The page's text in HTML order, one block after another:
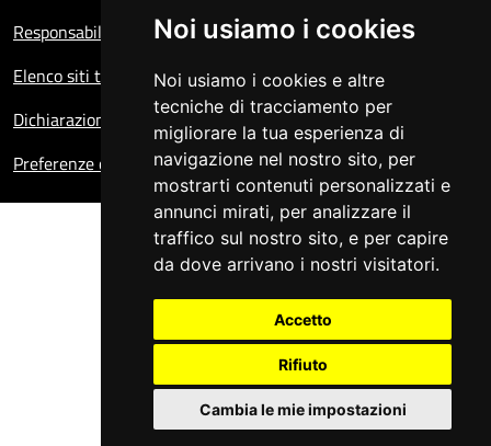
Noi usiamo i cookies
Noi usiamo i cookies e altre
tecniche di tracciamento per
migliorare la tua esperienza di
navigazione nel nostro sito, per
mostrarti contenuti personalizzati e
annunci mirati, per analizzare il
traffico sul nostro sito, e per capire
da dove arrivano i nostri visitatori.
Accetto
Rifiuto
Cambia le mie impostazioni
Responsabile del sito
Elenco siti tematici
Dichiarazione di accessibilità
Preferenze cookie